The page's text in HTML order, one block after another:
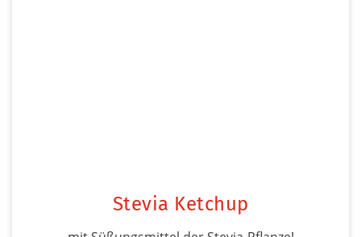
Stevia Ketchup